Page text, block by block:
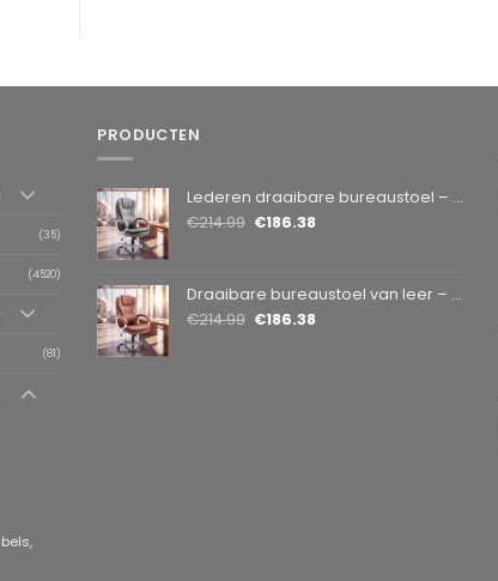
(35)
(4520)
(81)
PRODUCTEN
Lederen draaibare bureaustoel – Grijs 1 Stuks [BMD1107GY]
€214.99 €186.38
Draaibare bureaustoel van leer – bruin 1 Stuks [BMD1107BR]
€214.99 €186.38